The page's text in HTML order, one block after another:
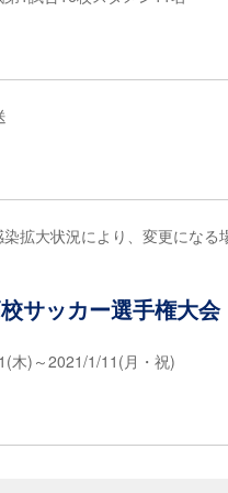
拡大状況により、変更になる
サッカー選手権大会
木)～2021/1/11(月・祝)